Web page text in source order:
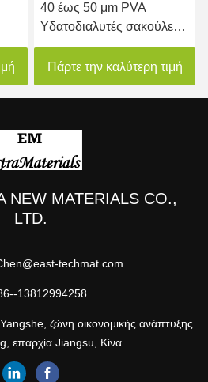
40 έως 50 μm PVA
Υδατοδιαλυτές σακούλες
για συσκευασία Πετοκτόνα
Γεωργικά χημικά
Πάρτε την καλύτερη τιμή
NEW MATERIALS CO.,
LTD.
techmat.com
13812994258
ζώνη οικονομικής ανάπτυξης
επαρχία Jiangsu, Κίνα.